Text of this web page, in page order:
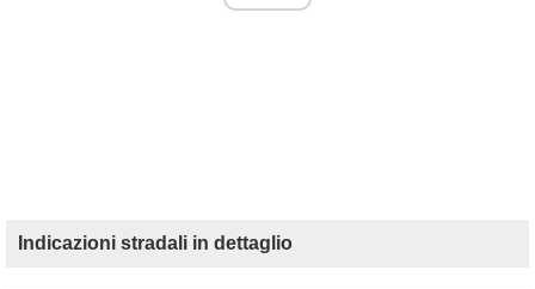
Indicazioni stradali in dettaglio